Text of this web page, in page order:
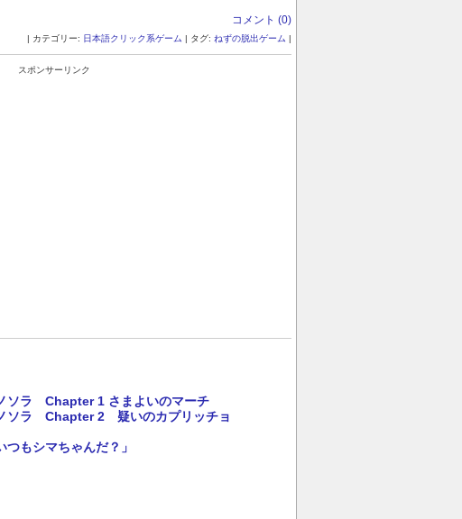
コメント (0)
| カテゴリー: 日本語クリック系ゲーム | タグ: ねずの脱出ゲーム |
スポンサーリンク
ソラ Chapter 1 さまよいのマーチ
ソラ Chapter 2 疑いのカプリッチョ
もシマちゃんだ？」